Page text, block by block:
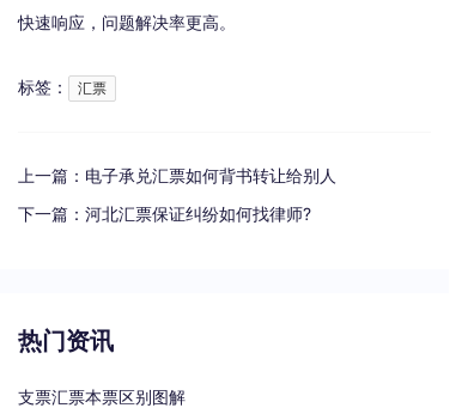
快速响应，问题解决率更高。
标签： 汇票
上一篇： 电子承兑汇票如何背书转让给别人
下一篇： 河北汇票保证纠纷如何找律师?
热门资讯
支票汇票本票区别图解